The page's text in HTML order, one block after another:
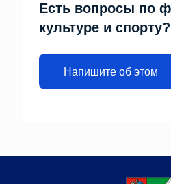
Есть вопросы по
культуре и спорту?
Напишите об этом